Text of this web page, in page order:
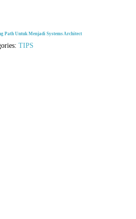
Path Untuk Menjadi Systems Architect
TIPS